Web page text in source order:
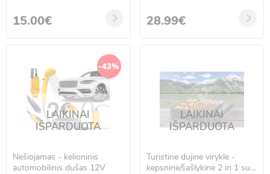
15.00€ 28.99€
-43%
LAIKINAI
IŠPARDUOTA
Nešiojamas - kelioninis
automobilinis dušas 12V
LAIKINAI
IŠPARDUOTA
Turistine dujinė viryklė -
kepsninė/šašlykinė 2 in 1 su